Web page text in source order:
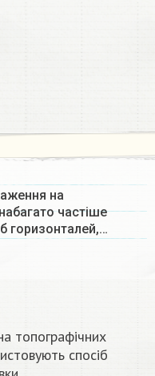
на
частіше
горизонталей,…
топографічних
спосіб